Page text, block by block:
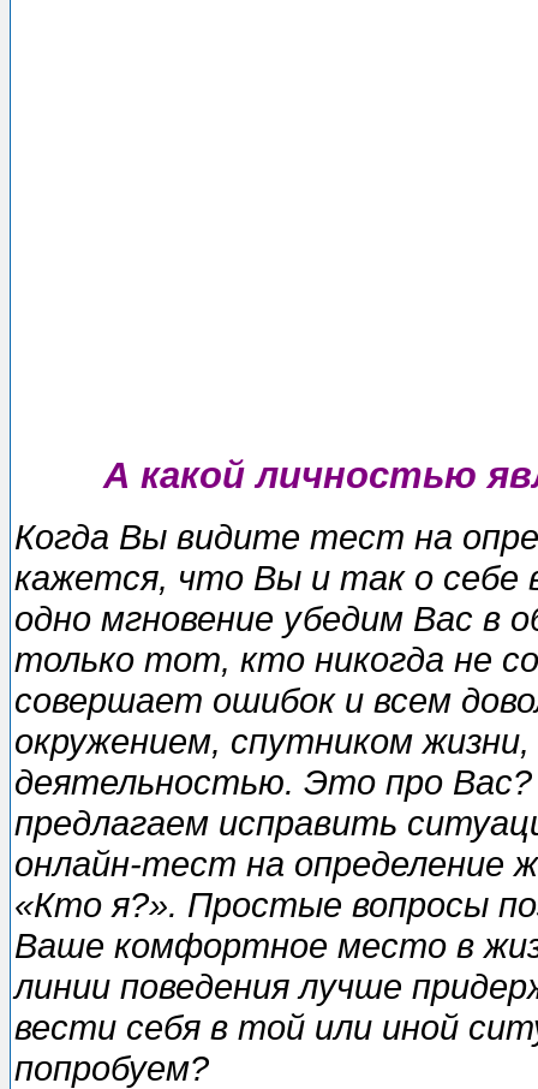
А какой личностью
Когда Вы видите тecт на
кажется, что Вы и так о себе
одно мгновение убедим Вас в
только тот, кто никогда не
совершает ошибок и всем
окружением, спутником жизни,
деятельностью. Это про
предлагаем исправить
онлайн-тecт на определение
«Кто я?». Простые вопросы
Ваше комфортное место в
линии поведения лучше
вести себя в той или иной
попробуем?